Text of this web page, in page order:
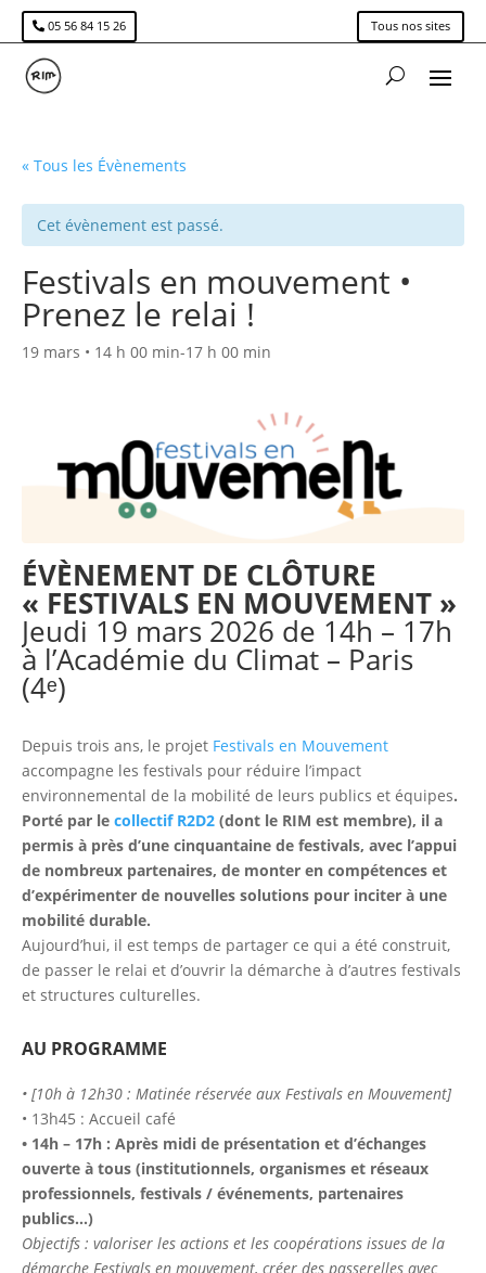
05 56 84 15 26 Tous nos sites
« Tous les Évènements
Cet évènement est passé.
Festivals en mouvement •
Prenez le relai !
19 mars • 14 h 00 min-17 h 00 min
ÉVÈNEMENT DE CLÔTURE
« FESTIVALS EN MOUVEMENT »
Jeudi 19 mars 2026 de 14h – 17h
à l’Académie du Climat – Paris
(4ᵉ)
Depuis trois ans, le projet Festivals en Mouvement
accompagne les festivals pour réduire l’impact
environnemental de la mobilité de leurs publics et équipes.
Porté par le collectif R2D2 (dont le RIM est membre), il a
permis à près d’une cinquantaine de festivals, avec l’appui
de nombreux partenaires, de monter en compétences et
d’expérimenter de nouvelles solutions pour inciter à une
mobilité durable.
Aujourd’hui, il est temps de partager ce qui a été construit,
de passer le relai et d’ouvrir la démarche à d’autres festivals
et structures culturelles.
AU PROGRAMME
• [10h à 12h30 : Matinée réservée aux Festivals en Mouvement]
• 13h45 : Accueil café
• 14h – 17h : Après midi de présentation et d’échanges
ouverte à tous (institutionnels, organismes et réseaux
professionnels, festivals / événements, partenaires
publics…)
Objectifs : valoriser les actions et les coopérations issues de la
démarche Festivals en mouvement, créer des passerelles avec